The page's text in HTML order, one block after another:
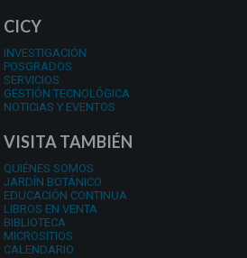
CICY
INVESTIGACIÓN
POSGRADOS
SERVICIOS
GESTIÓN TECNOLÓGICA
NOTICIAS Y EVENTOS
VISITA TAMBIÉN
QUIÉNES SOMOS
JARDÍN BOTÁNICO
EDUCACIÓN CONTINUA
LIBROS EN VENTA
BIBLIOTECA
MICROSITIOS
CALENDARIO